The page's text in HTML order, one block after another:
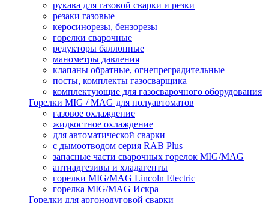
рукава для газовой сварки и резки
резаки газовые
керосинорезы, бензорезы
горелки сварочные
редукторы баллонные
манометры давления
клапаны обратные, огнепреградительные
посты, комплекты газосварщика
комплектующие для газосварочного оборудования
Горелки MIG / MAG для полуавтоматов
газовое охлаждение
жидкостное охлаждение
для автоматической сварки
с дымоотводом серия RAB Plus
запасные части сварочных горелок MIG/MAG
антиадгезивы и хладагенты
горелки MIG/MAG Lincoln Electric
горелка MIG/MAG Искра
Горелки для аргонодуговой сварки